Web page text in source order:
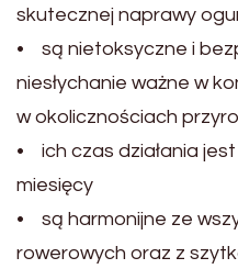
skutecznej naprawy
• są nietoksyczne i
niesłychanie ważne w
w okolicznościach
• ich czas działania
miesięcy
• są harmonijne ze
rowerowych oraz z